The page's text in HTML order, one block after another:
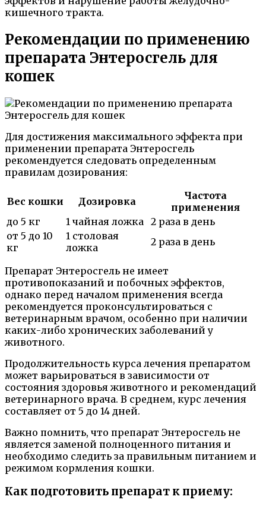
кишечного тракта.
Рекомендации по применению
препарата Энтеросгель для
кошек
Для достижения максимального эффекта при
применении препарата Энтеросгель
рекомендуется следовать определенным
правилам дозирования:
Вес кошки Дозировка
Частота
применения
до 5 кг
1 чайная ложка
2 раза в день
от 5 до 10
кг
1 столовая
ложка
2 раза в день
Препарат Энтеросгель не имеет
противопоказаний и побочных эффектов,
однако перед началом применения всегда
рекомендуется проконсультироваться с
ветеринарным врачом, особенно при наличии
каких-либо хронических заболеваний у
животного.
Продолжительность курса лечения препаратом
может варьироваться в зависимости от
состояния здоровья животного и рекомендаций
ветеринарного врача. В среднем, курс лечения
составляет от 5 до 14 дней.
Важно помнить, что препарат Энтеросгель не
является заменой полноценного питания и
необходимо следить за правильным питанием и
режимом кормления кошки.
Как подготовить препарат к приему: